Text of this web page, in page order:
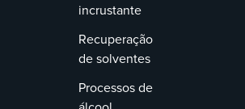
incrustante
Recuperação
de solventes
Processos de